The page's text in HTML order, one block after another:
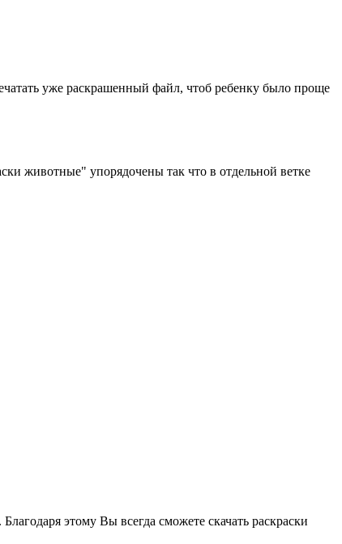
уже раскрашенный файл, чтоб ребенку было проще
животные" упорядочены так что в отдельной ветке
этому Вы всегда сможете скачать раскраски